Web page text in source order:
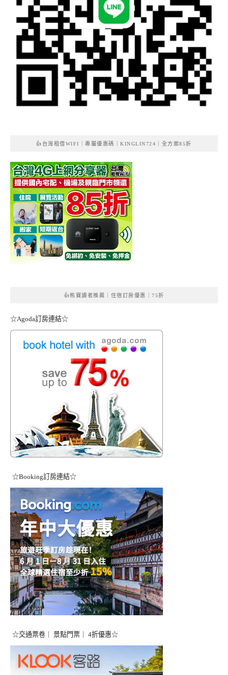
👍台灣租借WIFI｜專屬優惠碼｜KINGLIN724｜全方案85折
👍熊寶讀者推薦｜住宿訂房優惠｜75折
☆Agoda訂房連結☆
☆Booking訂房連結☆
☆交通票卷｜ 景點門票｜ 4折優惠☆